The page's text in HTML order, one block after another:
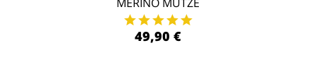
49,90 €